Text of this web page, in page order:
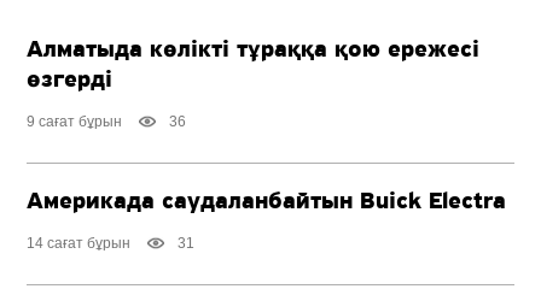
Алматыда көлікті тұраққа қою ережесі
өзгерді
9 сағат бұрын 36
Америкада саудаланбайтын Buick Electra
14 сағат бұрын 31